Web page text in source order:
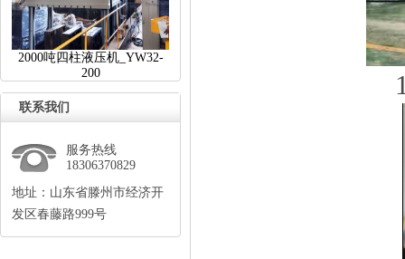
2000吨四柱液压机_YW32-
200
联系我们
服务热线
18306370829
地址：山东省滕州市经济开
发区春藤路999号